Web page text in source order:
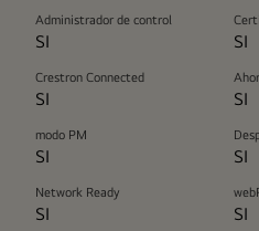
Administrador de control
SI SI
Crestron Connected
SI SI
modo PM
SI SI
Network Ready
SI SI